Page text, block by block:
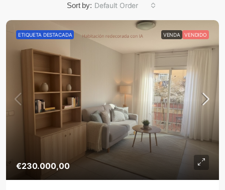
Sort by: Default Order
ETIQUETA DESTACADA VENDA VENDIDO
€230.000,00